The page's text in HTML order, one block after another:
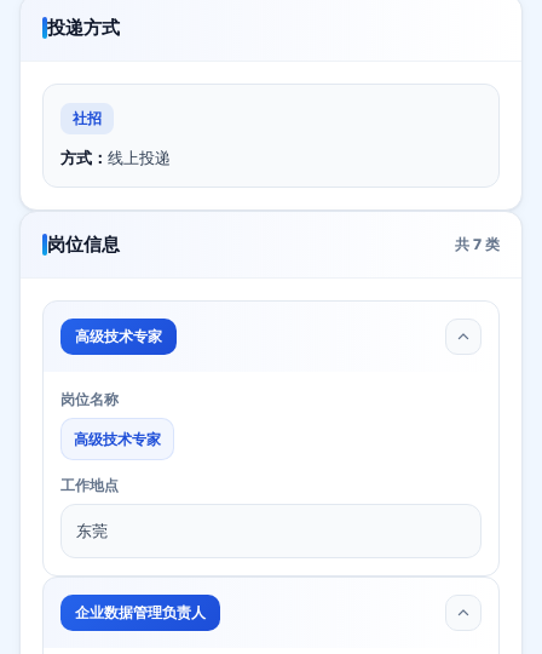
投递方式
社招
方式： 线上投递
岗位信息 共 7 类
高级技术专家
岗位名称
高级技术专家
工作地点
东莞
企业数据管理负责人